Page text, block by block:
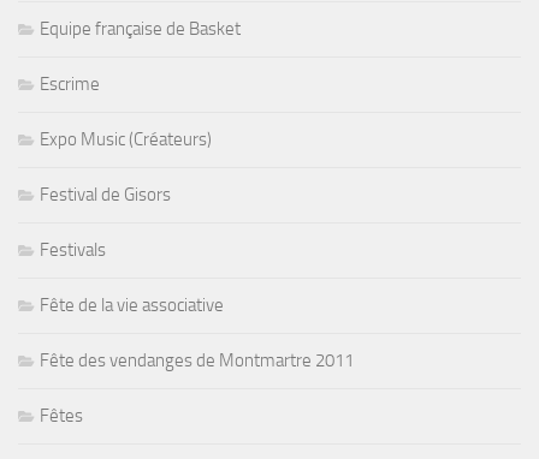
Equipe française de Basket
Escrime
Expo Music (Créateurs)
Festival de Gisors
Festivals
Fête de la vie associative
Fête des vendanges de Montmartre 2011
Fêtes